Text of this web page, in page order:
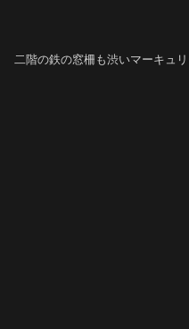
二階の鉄の窓柵も渋いマーキュ